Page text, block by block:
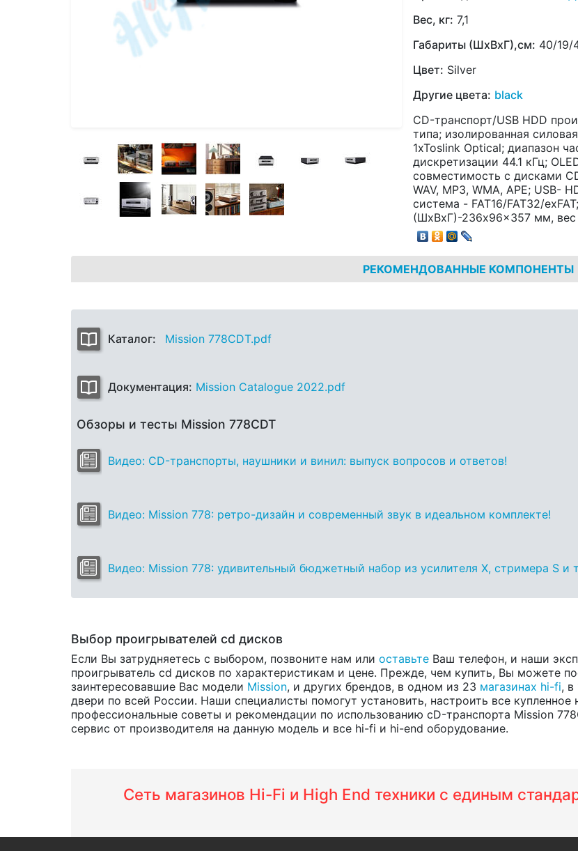
Вес, кг: 7,1
Габариты (ШхВхГ),см: 40/19/
Цвет: Silver
Другие цвета: black
CD-транспорт/USB HDD
типа; изолированная
1xToslink Optical; диапазон
дискретизации 44.1 кГц;
совместимость с дисками
WAV, MP3, WMA, APE; USB-
система - FAT16/FAT32/
(ШхВхГ)-236x96x357 мм, вес
РЕКОМЕНДОВАННЫЕ КОМПОНЕНТЫ
Каталог: Mission 778CDT.pdf
Документация: Mission Catalogue 2022.pdf
Обзоры и тесты Mission 778CDT
Видео: CD-транспорты, наушники и винил: выпуск вопросов и ответов!
Видео: Mission 778: ретро-дизайн и современный звук в идеальном комплекте!
Видео: Mission 778: удивительный бюджетный набор из усилителя X, стримера S и
Выбор проигрывателей cd дисков
Если Вы затрудняетесь с выбором, позвоните нам или оставьте Ваш телефон, и наши
проигрыватель cd дисков по характеристикам и цене. Прежде, чем купить, Вы можете
заинтересовавшие Вас модели Mission, и других брендов, в одном из 23 магазинах hi-fi, в
двери по всей России. Наши специалисты помогут установить, настроить все
профессиональные советы и рекомендации по использованию cD-транспорта Mission
сервис от производителя на данную модель и все hi-fi и hi-end оборудование.
Сеть магазинов Hi-Fi и High End техники с единым